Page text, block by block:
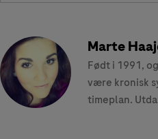
Marte
Født i 1991,
være kronisk
timeplan.